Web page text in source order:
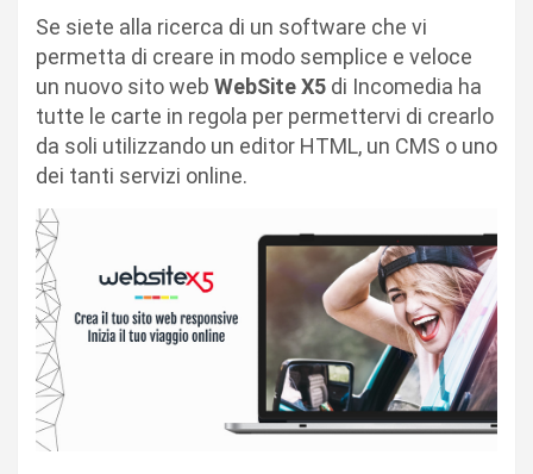
Se siete alla ricerca di un software che vi
permetta di creare in modo semplice e veloce
un nuovo sito web WebSite X5 di Incomedia ha
tutte le carte in regola per permettervi di crearlo
da soli utilizzando un editor HTML, un CMS o uno
dei tanti servizi online.